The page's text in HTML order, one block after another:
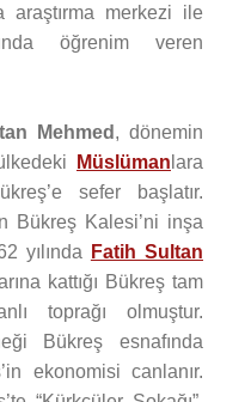
araştırma merkezi ile
öğrenim veren
Mehmed , dönemin
Müslüman lara
sefer başlatır.
Bükreş Kalesi’ni inşa
yılında
Fatih Sultan
kattığı Bükreş tam
toprağı olmuştur.
Bükreş esnafında
ekonomisi canlanır.